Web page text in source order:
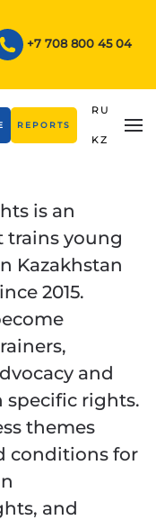
+7 708 800 45 04
REPORTS
RU
KZ
you will learn how
is an
young
Kazakhstan
2015.
and
specific rights.
themes
conditions for
and